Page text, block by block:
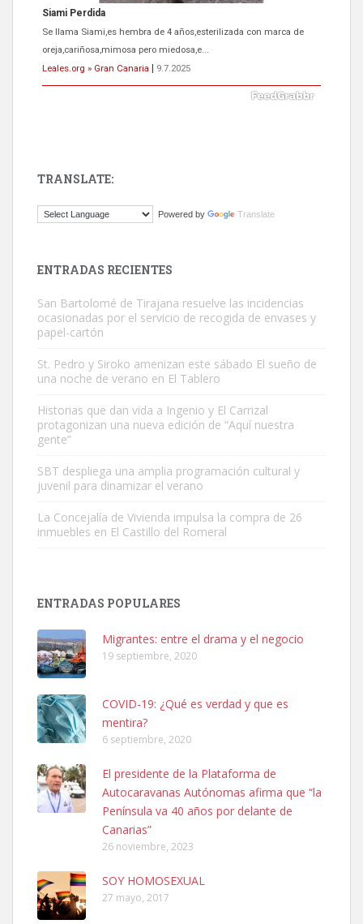
ADOPCIÓN URGENTE GATA TEROR GRAN CANARIA
El ayuntamiento se va a llevar a Los Gatos callejeros de la zona los
próximos días, ella incluida...
Leales.org » Gran Canaria
9.7.2025
Este gato macho ha aparecido en la calle hace menos de un mes,
Busco adopción responsable para mi perra. Pastor alemán,
hembra, 4 años. Por motivos personales ...
Leales.org » Gran Canaria
Leales.org » Gran Canaria
Ninfa perdida
El día 5 se los perdió una ninfa papillera, asustada tiene miedo a la
calle, se perdió por la zon...
Leales.org » Gran Canaria
6.7.2025
TRANSLATE:
Powered by Translate
ENTRADAS RECIENTES
San Bartolomé de Tirajana resuelve las incidencias
ocasionadas por el servicio de recogida de envases y
papel-cartón
St. Pedro y Siroko amenizan este sábado El sueño de
una noche de verano en El Tablero
Historias que dan vida a Ingenio y El Carrizal
protagonizan una nueva edición de “Aquí nuestra
gente”
SBT despliega una amplia programación cultural y
juvenil para dinamizar el verano
La Concejalía de Vivienda impulsa la compra de 26
inmuebles en El Castillo del Romeral
ENTRADAS POPULARES
Migrantes: entre el drama y el negocio
19 septiembre, 2020
COVID-19: ¿Qué es verdad y que es
mentira?
6 septiembre, 2020
El presidente de la Plataforma de
Autocaravanas Autónomas afirma que “la
Península va 40 años por delante de
Canarias”
26 noviembre, 2023
SOY HOMOSEXUAL
27 mayo, 2017